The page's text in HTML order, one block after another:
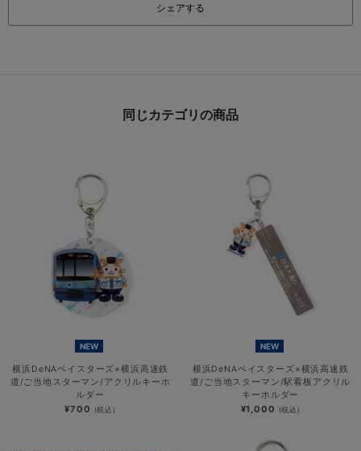
シェアする
同じカテゴリの商品
NEW
横浜DeNAベイスターズ×横浜高速鉄
道/ご当地スターマン/アクリルキーホ
ルダー
¥700 (税込)
NEW
横浜DeNAベイスターズ×横浜高速鉄
道/ご当地スターマン/駅看板アクリル
キーホルダー
¥1,000 (税込)